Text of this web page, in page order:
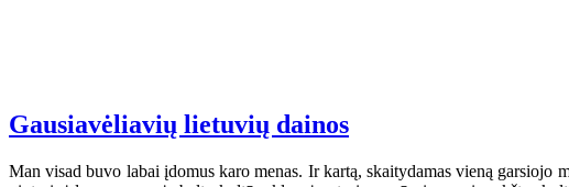
Gausiavėliavių lietuvių dainos
Man visad buvo labai įdomus karo menas. Ir kartą, skaitydamas vieną